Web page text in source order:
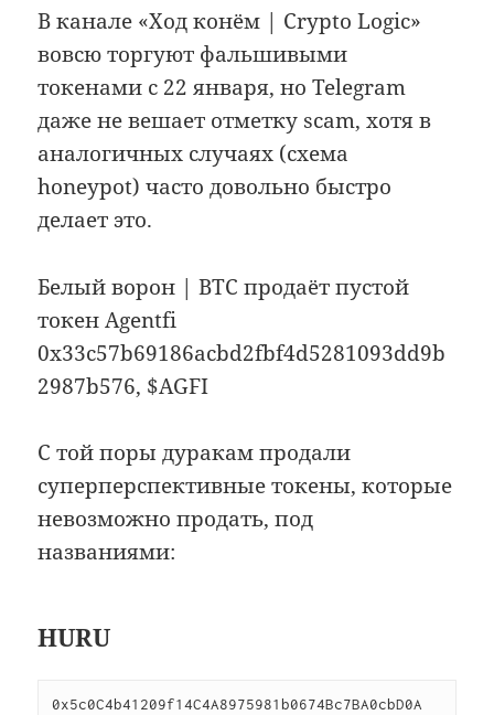
В канале «Ход конём | Crypto Logic»
вовсю торгуют фальшивыми
токенами с 22 января, но Telegram
даже не вешает отметку scam, хотя в
аналогичных случаях (схема
honeypot) часто довольно быстро
делает это.
Белый ворон | BTC продаёт пустой
токен Agentfi
0x33c57b69186acbd2fbf4d5281093dd9b
2987b576, $AGFI
С той поры дуракам продали
суперперспективные токены, которые
невозможно продать, под
названиями:
HURU
0x5c0C4b41209f14C4A8975981b0674Bc7BA0cbD0A